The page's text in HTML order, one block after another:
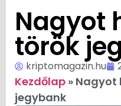
Nagyot
török
kriptomagazin.hu
Kezdőlap » Nagyot
jegybank